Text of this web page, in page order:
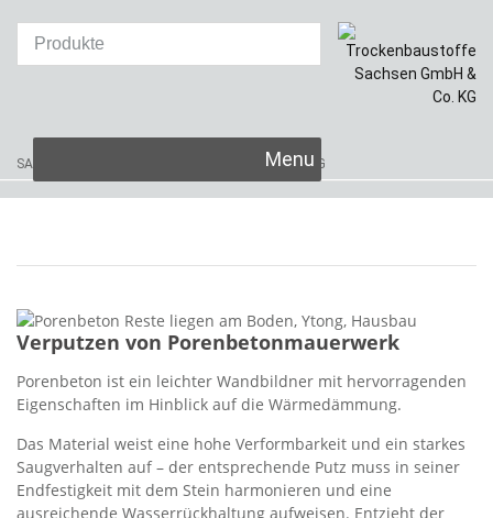
SAKRET Trockenbaustoffe Sachsen GmbH & Co. KG
to
Verputzen von Porenbetonmauerwerk
Porenbeton ist ein leichter Wandbildner mit hervorragenden
Eigenschaften im Hinblick auf die Wärmedämmung.
Das Material weist eine hohe Verformbarkeit und ein starkes
Saugverhalten auf – der entsprechende Putz muss in seiner
Endfestigkeit mit dem Stein harmonieren und eine
ausreichende Wasserrückhaltung aufweisen. Entzieht der